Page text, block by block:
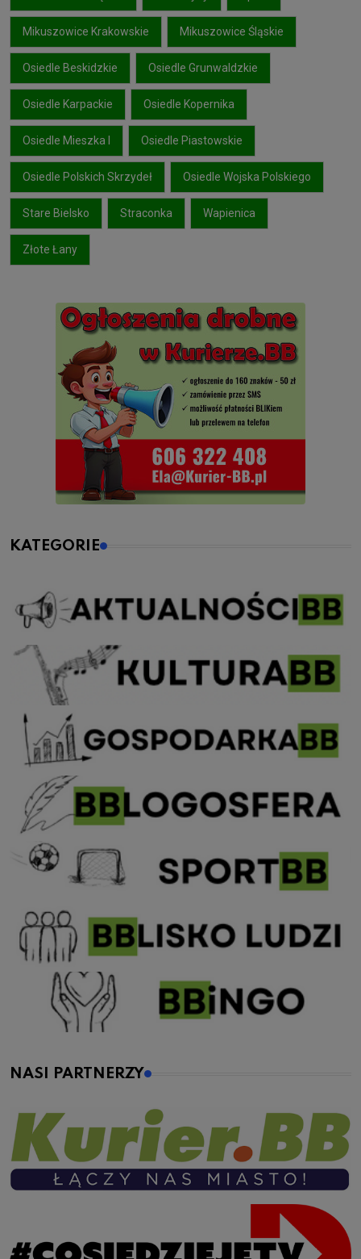
Mikuszowice Krakowskie Mikuszowice Śląskie
Osiedle Beskidzkie Osiedle Grunwaldzkie
Osiedle Karpackie Osiedle Kopernika
Osiedle Mieszka I Osiedle Piastowskie
Osiedle Polskich Skrzydeł Osiedle Wojska Polskiego
Stare Bielsko Straconka Wapienica
Złote Łany
KATEGORIE
NASI PARTNERZY